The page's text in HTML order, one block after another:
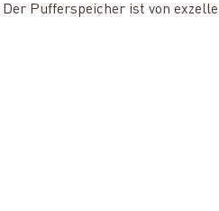
Pufferspeicher ist von